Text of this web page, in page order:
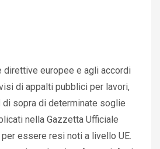
direttive europee e agli accordi
di appalti pubblici per lavori,
sopra di determinate soglie
nella Gazzetta Ufficiale
per essere resi noti a livello UE.